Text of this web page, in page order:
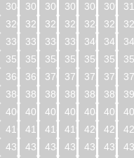
304
305 306 307 308 309 310
320
321 322 323 324 325 326
336
337 338 339 340 341 342
352
353 354 355 356 357 358
368
369 370 371 372 373
384
385 386 387 388 389 390
400
401 402 403 404 405 406
416
417 418 419 420 421 422
432
433 434 435 436 437 438